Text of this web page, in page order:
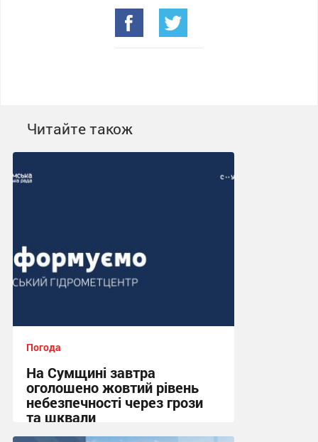
Читайте також
Погода
На Сумщині завтра
оголошено жовтий рівень
небезпечності через грози
та шквали